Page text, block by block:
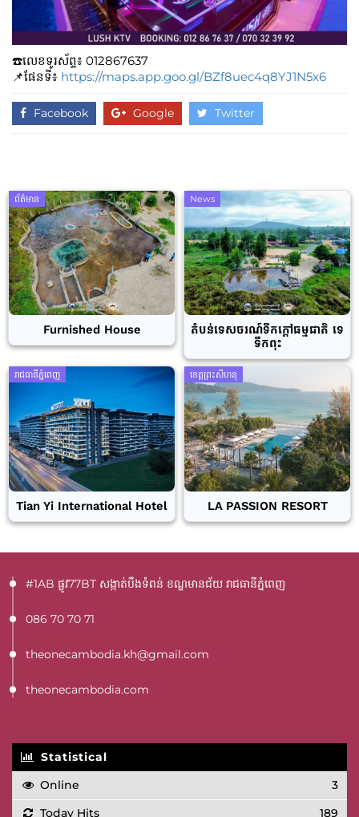
☎️លេខទូរស័ព្ទ៖​​ 012867637
📌ផែនទី៖ https://maps.app.goo.gl/BZf8uec4q8YJ1N5x6
Facebook Google Twitter
ព័ត៌មាន
Furnished House
News
តំបន់ទេសចរណ៍ទឹកក្តៅធម្មជាតិ ទេ
ទឹកពុះ
រាជធានីភ្នំពេញ
Tian Yi International Hotel
ខេត្តព្រះសីហនុ
LA PASSION RESORT
#1AB ផ្លូវ77BT​ សង្កាត់បឹងទំពន់ ខណ្ឌមានជ័យ រាជធានីភ្នំពេញ
086 70 70 71
theonecambodia.kh@gmail.com
theonecambodia.com
Statistical
Online
3
Today Hits
189